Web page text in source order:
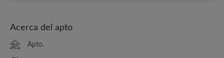
Acerca del apto
Apto.